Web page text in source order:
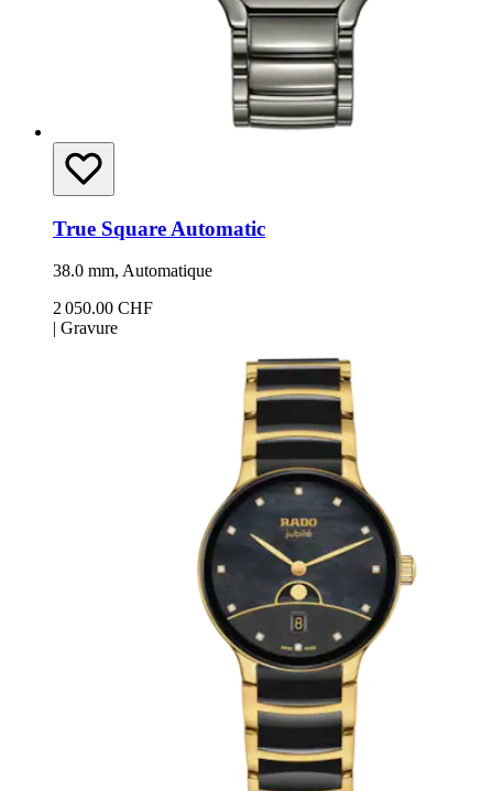
True Square Automatic
38.0 mm, Automatique
2 050.00 CHF
| Gravure